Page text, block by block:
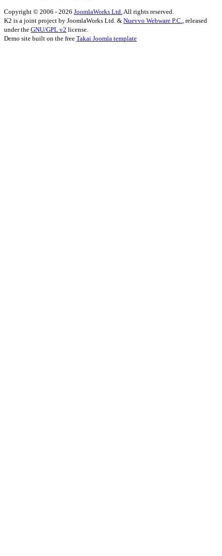
Copyright © 2006 - 2026 JoomlaWorks Ltd.All rights reserved.
K2 is a joint project by JoomlaWorks Ltd. & Nuevvo Webware P.C., released
under the GNU/GPL v2 license.
Demo site built on the free Takai Joomla template